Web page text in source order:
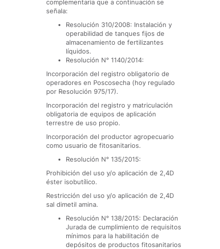
complementaria que a continuación se
señala:
Resolución 310/2008: Instalación y
operabilidad de tanques fijos de
almacenamiento de fertilizantes
líquidos.
Resolución N° 1140/2014:
Incorporación del registro obligatorio de
operadores en Poscosecha (hoy regulado
por Resolución 975/17).
Incorporación del registro y matriculación
obligatoria de equipos de aplicación
terrestre de uso propio.
Incorporación del productor agropecuario
como usuario de fitosanitarios.
Resolución N° 135/2015:
Prohibición del uso y/o aplicación de 2,4D
éster isobutílico.
Restricción del uso y/o aplicación de 2,4D
sal dimetil amina.
Resolución N° 138/2015: Declaración
Jurada de cumplimiento de requisitos
mínimos para la habilitación de
depósitos de productos fitosanitarios